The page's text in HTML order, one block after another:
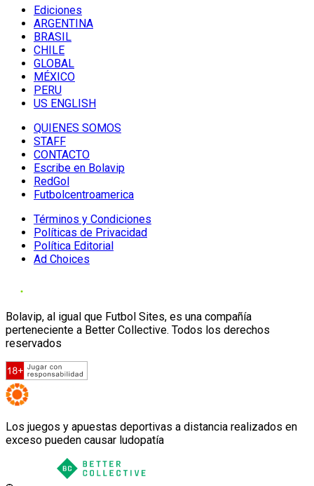
Ediciones
ARGENTINA
BRASIL
CHILE
GLOBAL
MÉXICO
PERU
US ENGLISH
QUIENES SOMOS
STAFF
CONTACTO
Escribe en Bolavip
RedGol
Futbolcentroamerica
Términos y Condiciones
Políticas de Privacidad
Política Editorial
Ad Choices
Bolavip, al igual que Futbol Sites, es una compañía
perteneciente a Better Collective. Todos los derechos
reservados
Los juegos y apuestas deportivas a distancia realizados en
exceso pueden causar ludopatía